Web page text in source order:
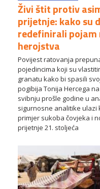
Živi štit protiv
prijetnje: kako su
redefinirali
herojstva
Povijest ratovanja
pojedincima koji su
granatu kako bi spasili
pogibija Tonija Hercega
svibnju prošle godine u
sigurnosne analitike ulazi
primjer sukoba čovjeka i
prijetnje 21. stoljeća